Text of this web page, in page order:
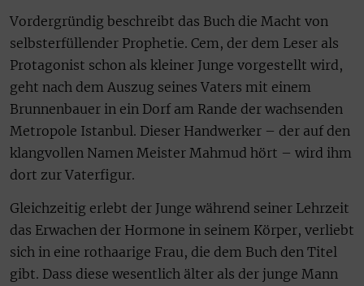
Vordergründig beschreibt das Buch die Macht von
selbsterfüllender Prophetie. Cem, der dem Leser als
Protagonist schon als kleiner Junge vorgestellt wird,
geht nach dem Auszug seines Vaters mit einem
Brunnenbauer in ein Dorf am Rande der wachsenden
Metropole Istanbul. Dieser Handwerker – der auf den
klangvollen Namen Meister Mahmud hört – wird ihm
dort zur Vaterfigur.
Gleichzeitig erlebt der Junge während seiner Lehrzeit
das Erwachen der Hormone in seinem Körper, verliebt
sich in eine rothaarige Frau, die dem Buch den Titel
gibt. Dass diese wesentlich älter als der junge Mann